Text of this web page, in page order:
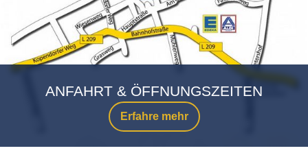
Erfahre mehr
ANFAHRT & ÖFFNUNGSZEITEN